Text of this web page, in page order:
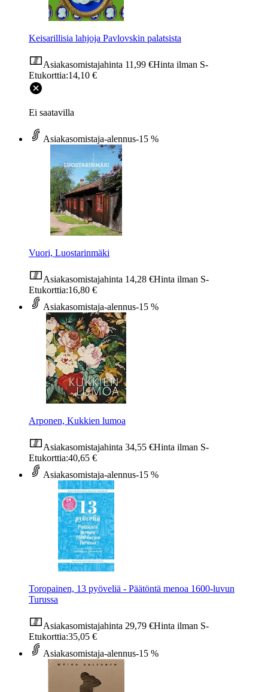
Keisarillisia lahjoja Pavlovskin palatsista
Asiakasomistajahinta 11,99 €Hinta ilman S-
Etukorttia:14,10 €
Ei saatavilla
Asiakasomistaja-alennus-15 %
Vuori, Luostarinmäki
Asiakasomistajahinta 14,28 €Hinta ilman S-
Etukorttia:16,80 €
Asiakasomistaja-alennus-15 %
Arponen, Kukkien lumoa
Asiakasomistajahinta 34,55 €Hinta ilman S-
Etukorttia:40,65 €
Asiakasomistaja-alennus-15 %
Toropainen, 13 pyöveliä - Päätöntä menoa 1600-luvun
Turussa
Asiakasomistajahinta 29,79 €Hinta ilman S-
Etukorttia:35,05 €
Asiakasomistaja-alennus-15 %